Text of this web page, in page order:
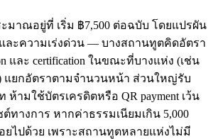
มาณอยู่ที่ เริ่ม ฿7,500 ต่อฉบับ โดยแปรผัน
ละความเร่งด่วน — บางสถานทูตคิดอัตรา
และ certification ในขณะที่บางแห่ง (เช่น
แยกอัตราตามจำนวนหน้า ส่วนใหญ่รับ
ห้ามใช้บัตรเครดิตหรือ QR payment เว้น
ต์ทางการ หากค่าธรรมเนียมเกิน 5,000
ไปด้วย เพราะสถานทูตหลายแห่งไม่มี